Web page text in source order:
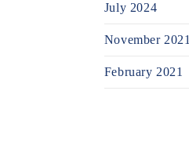
July 2024
November 2021
February 2021